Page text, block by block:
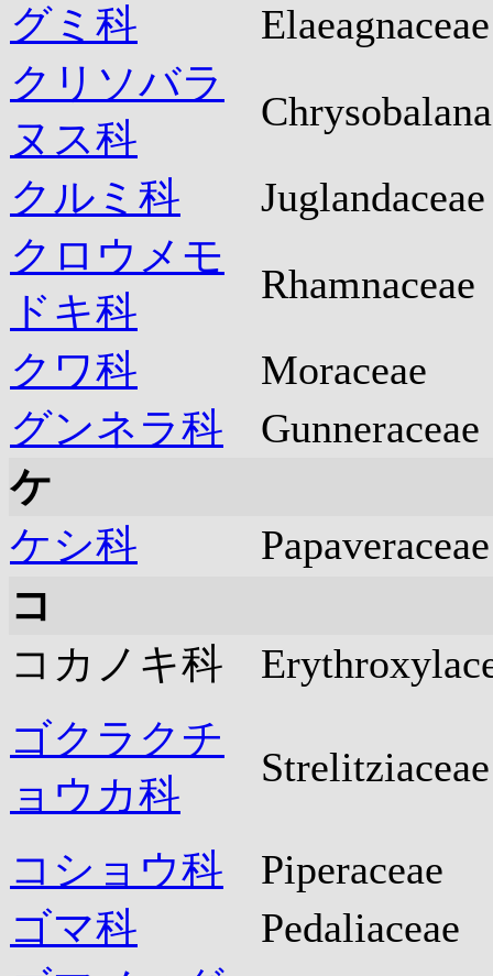
グミ科
Elaeagnaceae
クリソバラ
ヌス科
クルミ科
Juglandaceae
クロウメモ
ドキ科
Rhamnaceae
クワ科
Moraceae
グンネラ科
Gunneraceae
ケ
ケシ科
Papaveraceae
コ
コカノキ科
ゴクラクチ
ョウカ科
Strelitziaceae
コショウ科
Piperaceae
ゴマ科
Pedaliaceae